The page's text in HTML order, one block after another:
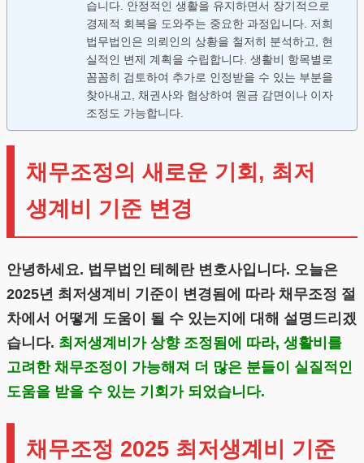
습니다. 안정적인 생활을 유지하면서 장기적으로
경제적 회복을 도와주는 중요한 과정입니다. 저희
법무법인은 의뢰인의 상황을 철저히 분석하고, 현
실적인 변제 계획을 수립합니다. 생활비 항목별로
꼼꼼히 검토하여 추가로 인정받을 수 있는 부분을
찾아내고, 채권사와 협상하여 원금 감면이나 이자
조정도 가능합니다.
채무조정의 새로운 기회, 최저
생계비 기준 변경
안녕하세요. 법무법인 테헤란 변호사입니다. 오늘은
2025년 최저생계비 기준이 변경됨에 따라 채무조정 절
차에서 어떻게 도움이 될 수 있는지에 대해 설명드리겠
습니다. 최 저생계비가 상향 조정됨에 따라, 생활비를
고려한 채무조정이 가능해져 더 많은 분들이 실질적인
도움을 받을 수 있는 기회가 되었습니다.
채무조정 2025 최저생계비 기준